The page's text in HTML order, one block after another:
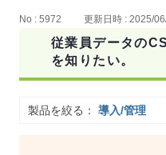
No : 5972 更新日時 : 2025/
従業員データの
を知りたい。
製品を絞る： 導入/管理